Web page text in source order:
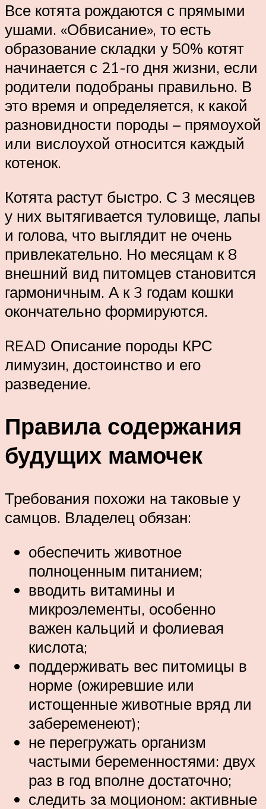
Все котята рождаются с прямыми
ушами. «Обвисание», то есть
образование складки у 50% котят
начинается с 21-го дня жизни, если
родители подобраны правильно. В
это время и определяется, к какой
разновидности породы – прямоухой
или вислоухой относится каждый
котенок.
Котята растут быстро. С 3 месяцев
у них вытягивается туловище, лапы
и голова, что выглядит не очень
привлекательно. Но месяцам к 8
внешний вид питомцев становится
гармоничным. А к 3 годам кошки
окончательно формируются.
READ Описание породы КРС
лимузин, достоинство и его
разведение.
Правила содержания
будущих мамочек
Требования похожи на таковые у
самцов. Владелец обязан:
обеспечить животное
полноценным питанием;
вводить витамины и
микроэлементы, особенно
важен кальций и фолиевая
кислота;
поддерживать вес питомицы в
норме (ожиревшие или
истощенные животные вряд ли
забеременеют);
не перегружать организм
частыми беременностями: двух
раз в год вполне достаточно;
следить за моционом: активные